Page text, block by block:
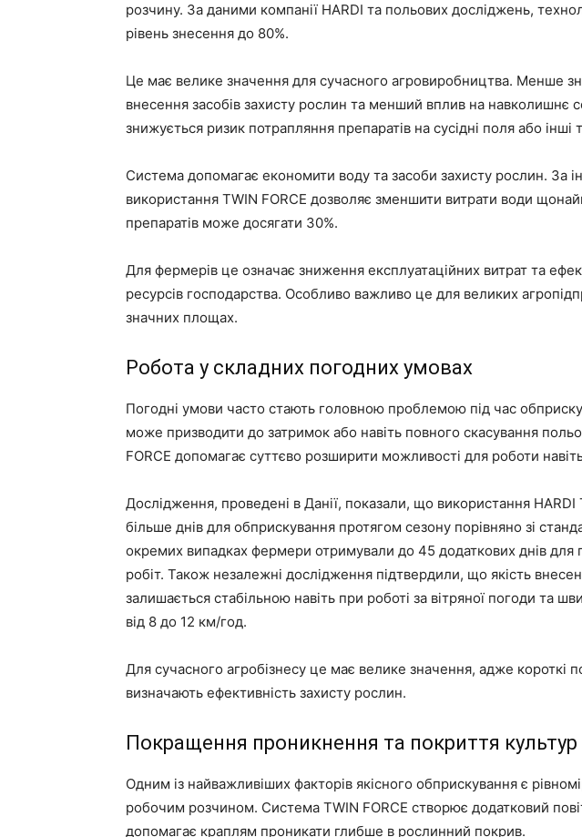
розчину. За даними компанії HARDI та польових досліджень,
рівень знесення до 80%.
Це має велике значення для сучасного агровиробництва. Менше
внесення засобів захисту рослин та менший вплив на навколишнє
знижується ризик потрапляння препаратів на сусідні поля або інші
Система допомагає економити воду та засоби захисту рослин. За
використання TWIN FORCE дозволяє зменшити витрати води
препаратів може досягати 30%.
Для фермерів це означає зниження експлуатаційних витрат та
ресурсів господарства. Особливо важливо це для великих
значних площах.
Робота у складних погодних умовах
Погодні умови часто стають головною проблемою під час
може призводити до затримок або навіть повного скасування
FORCE допомагає суттєво розширити можливості для роботи
Дослідження, проведені в Данії, показали, що використання
більше днів для обприскування протягом сезону порівняно зі
окремих випадках фермери отримували до 45 додаткових днів для
робіт. Також незалежні дослідження підтвердили, що якість
залишається стабільною навіть при роботі за вітряної погоди та
від 8 до 12 км/год.
Для сучасного агробізнесу це має велике значення, адже короткі
визначають ефективність захисту рослин.
Покращення проникнення та покриття культур
Одним із найважливіших факторів якісного обприскування є
робочим розчином. Система TWIN FORCE створює додатковий
допомагає краплям проникати глибше в рослинний покрив.